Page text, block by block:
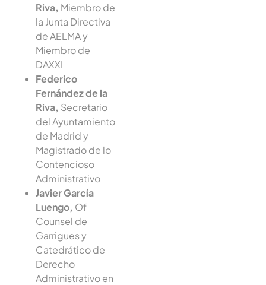
Riva, Miembro de
la Junta Directiva
de AELMA y
Miembro de
DAXXI
Federico
Fernández de la
Riva, Secretario
del Ayuntamiento
de Madrid y
Magistrado de lo
Contencioso
Administrativo
Javier García
Luengo, Of
Counsel de
Garrigues y
Catedrático de
Derecho
Administrativo en